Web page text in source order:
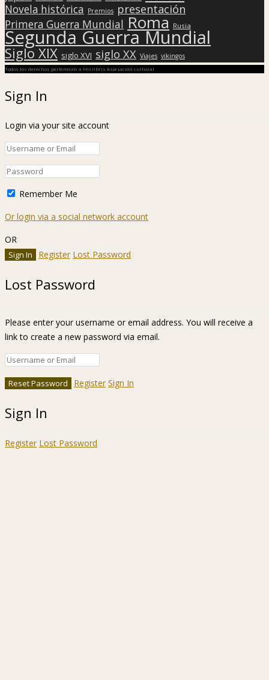
Novela histórica Premios presentación
Primera Guerra Mundial Roma Rusia
Segunda Guerra Mundial
Siglo XIX siglo XVI siglo XX Viajes vikingos
Todos los derechos pertenecen a Hislibris Asociación cultural
Sign In
Login via your site account
Remember Me
Or login via a social network account
OR
Register Lost Password
Lost Password
Please enter your username or email address. You will receive a
link to create a new password via email.
Register Sign In
Sign In
Register Lost Password